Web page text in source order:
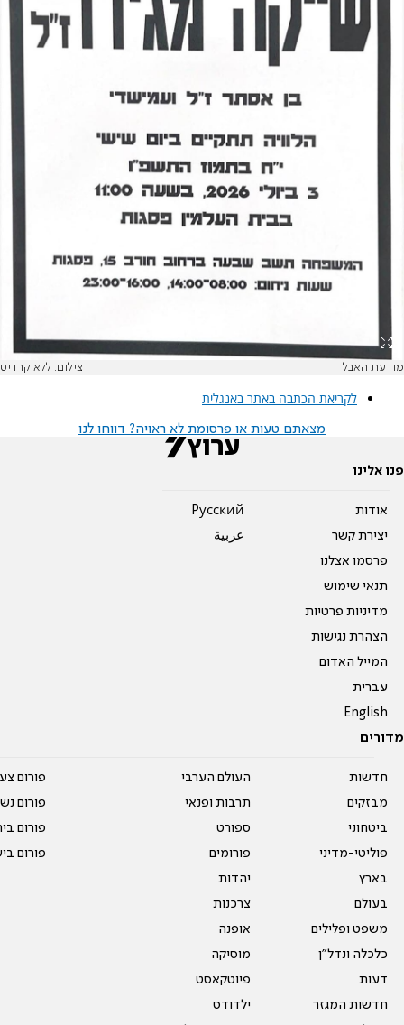
מודעת האבל צילום: ללא קרדיט
לקריאת הכתבה באתר באנגלית
מצאתם טעות או פרסומת לא ראויה? דווחו לנו
פנו אלינו
אודות
יצירת קשר
פרסמו אצלנו
תנאי שימוש
מדיניות פרטיות
הצהרת נגישות
המייל האדום
עברית
English
Pусский
عربية
מדורים
חדשות
מבזקים
ביטחוני
פוליטי-מדיני
בארץ
בעולם
משפט ופלילים
כלכלה ונדל"ן
דעות
חדשות המגזר
העולם הערבי
תרבות ופנאי
ספורט
פורומים
יהדות
צרכנות
אופנה
מוסיקה
פיוטקאסט
ילדודס
פורום
פורום
פורום
פורום